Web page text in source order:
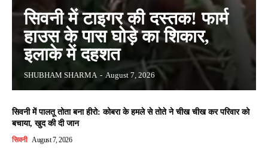
सिवनी में टाइगर की दस्तक! फार्म
हाउस के पास घोड़े का शिकार,
इलाके में दहशत
SHUBHAM SHARMA - August 7, 2026
सिवनी में पालतू तोता बना हीरो: कोबरा के हमले से तोते ने चीख चीख कर परिवार को
बचाया, खुद की दी जान
सिवनी August 7, 2026